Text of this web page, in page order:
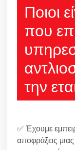
Ποιοι
που
την
✅ Έχουμε
αποφράξεις